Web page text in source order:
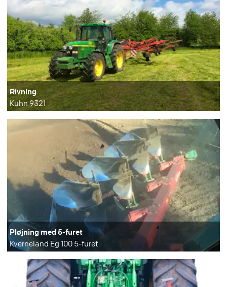
Rivning
Kuhn 9321
Pløjning med 5-furet
Kverneland Eg 100 5-furet